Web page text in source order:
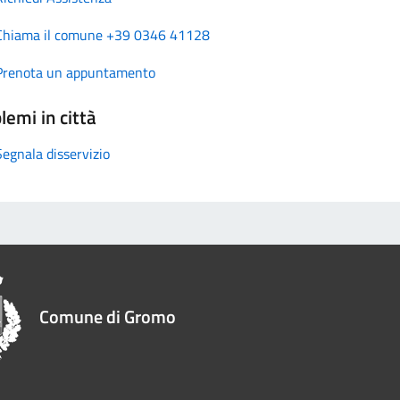
il comune +39 0346 41128
un appuntamento
in città
disservizio
Comune di Gromo